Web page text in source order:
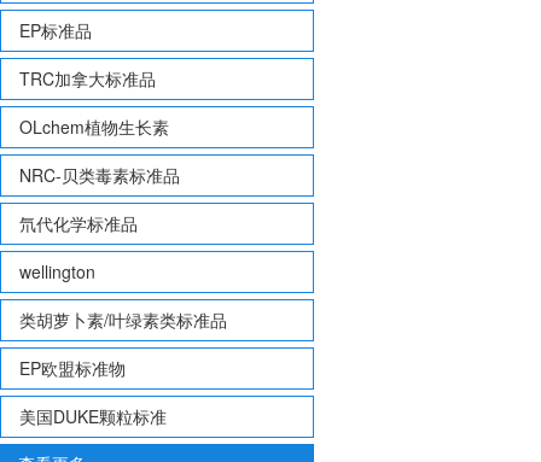
EP标准品
TRC加拿大标准品
OLchem植物生长素
NRC-贝类毒素标准品
氘代化学标准品
wellington
类胡萝卜素/叶绿素类标准品
EP欧盟标准物
美国DUKE颗粒标准